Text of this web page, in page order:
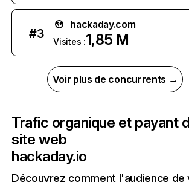
#3
hackaday.com
Visites :1,85 M
Voir plus de concurrents →
Trafic organique et payant
site web
hackaday.io
Découvrez comment l'audience de